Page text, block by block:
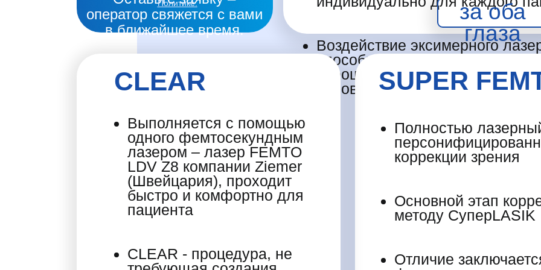
Воздействие эксимерного
способности зрения, после
хорошо визуализировать
условиях, например, дождь,
за оба
глаза
Полностью
коррекции зрения
Основной этап
методу СуперLASIK
Отличие
SUPER
оператор свяжется с вами
в ближайшее время.
Политике.
Выполняется с помощью
одного фемтосекундным
лазером – лазер FEMTO
LDV Z8 компании Ziemer
(Швейцария), проходит
быстро и комфортно для
пациента
CLEAR - процедура, не
CLEAR